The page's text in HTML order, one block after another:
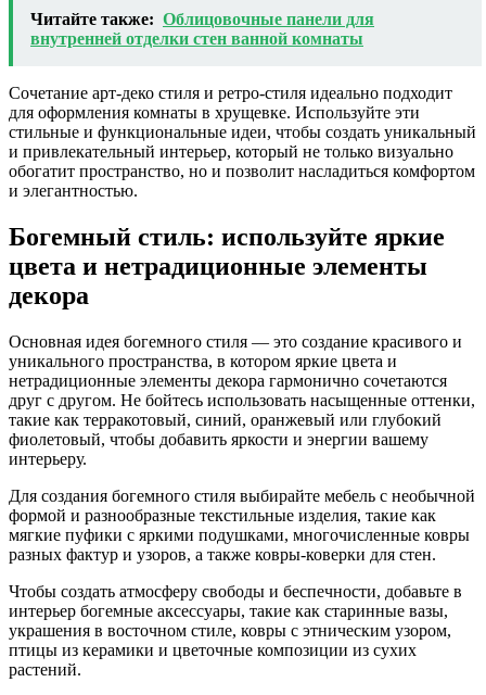
Читайте также: Облицовочные панели для
внутренней отделки стен ванной комнаты
Сочетание арт-деко стиля и ретро-стиля идеально подходит
для оформления комнаты в хрущевке. Используйте эти
стильные и функциональные идеи, чтобы создать уникальный
и привлекательный интерьер, который не только визуально
обогатит пространство, но и позволит насладиться комфортом
и элегантностью.
Богемный стиль: используйте яркие
цвета и нетрадиционные элементы
декора
Основная идея богемного стиля — это создание красивого и
уникального пространства, в котором яркие цвета и
нетрадиционные элементы декора гармонично сочетаются
друг с другом. Не бойтесь использовать насыщенные оттенки,
такие как терракотовый, синий, оранжевый или глубокий
фиолетовый, чтобы добавить яркости и энергии вашему
интерьеру.
Для создания богемного стиля выбирайте мебель с необычной
формой и разнообразные текстильные изделия, такие как
мягкие пуфики с яркими подушками, многочисленные ковры
разных фактур и узоров, а также ковры-коверки для стен.
Чтобы создать атмосферу свободы и беспечности, добавьте в
интерьер богемные аксессуары, такие как старинные вазы,
украшения в восточном стиле, ковры с этническим узором,
птицы из керамики и цветочные композиции из сухих
растений.